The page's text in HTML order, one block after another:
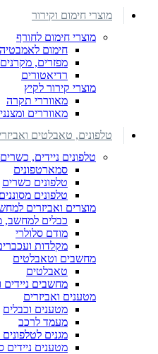
מוצרי חימום וקירור
מוצרי חימום לחורף
חימום
מפזרים, מקרנים
רדיאטורים
מוצרי קירור לקיץ
מאווררי תקרה
מאווררים
טלפונים, טאבלטים
טלפונים ניידים,
סמארטפונים
טלפונים כשרים
טלפונים מסוננים
מוצרים ואביזרים
כבלים למחשב,
מודם סלולרי
מקלדות
מחשבים וטאבלטים
טאבלטים
מחשבים ניידים
מטענים ואביזרים
מטענים וכבלים
מעמד לרכב
מגנים לטלפונים
מטענים ניידים